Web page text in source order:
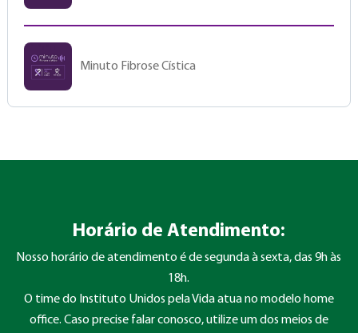
Minuto Fibrose Cística
Horário de Atendimento:
Nosso horário de atendimento é de segunda à sexta, das 9h às
18h.
O time do Instituto Unidos pela Vida atua no modelo home
office. Caso precise falar conosco, utilize um dos meios de